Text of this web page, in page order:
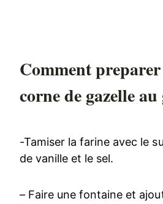
Comment
corne de gazelle au
-Tamiser la farine avec le
de vanille et le sel.
– Faire une fontaine et